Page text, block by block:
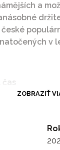
a
v
čas
ZOBRAZIŤ